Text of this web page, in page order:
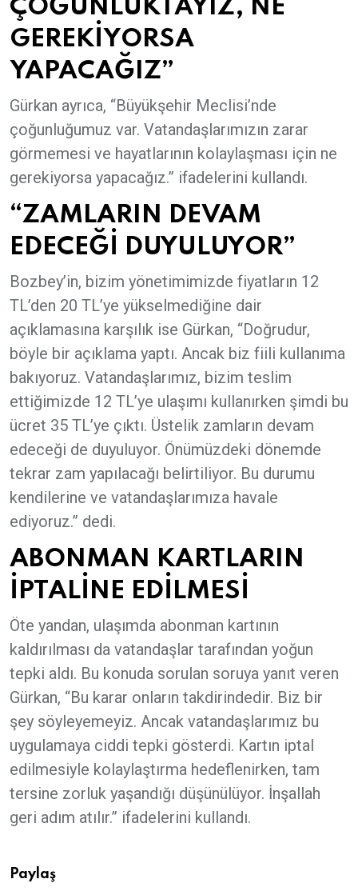
ÇOĞUNLUKTAYIZ, NE
GEREKİYORSA
YAPACAĞIZ”
Gürkan ayrıca, “Büyükşehir Meclisi’nde
çoğunluğumuz var. Vatandaşlarımızın zarar
görmemesi ve hayatlarının kolaylaşması için ne
gerekiyorsa yapacağız.” ifadelerini kullandı.
“ZAMLARIN DEVAM
EDECEĞİ DUYULUYOR”
Bozbey’in, bizim yönetimimizde fiyatların 12
TL’den 20 TL’ye yükselmediğine dair
açıklamasına karşılık ise Gürkan, “Doğrudur,
böyle bir açıklama yaptı. Ancak biz fiili kullanıma
bakıyoruz. Vatandaşlarımız, bizim teslim
ettiğimizde 12 TL’ye ulaşımı kullanırken şimdi bu
ücret 35 TL’ye çıktı. Üstelik zamların devam
edeceği de duyuluyor. Önümüzdeki dönemde
tekrar zam yapılacağı belirtiliyor. Bu durumu
kendilerine ve vatandaşlarımıza havale
ediyoruz.” dedi.
ABONMAN KARTLARIN
İPTALİNE EDİLMESİ
Öte yandan, ulaşımda abonman kartının
kaldırılması da vatandaşlar tarafından yoğun
tepki aldı. Bu konuda sorulan soruya yanıt veren
Gürkan, “Bu karar onların takdirindedir. Biz bir
şey söyleyemeyiz. Ancak vatandaşlarımız bu
uygulamaya ciddi tepki gösterdi. Kartın iptal
edilmesiyle kolaylaştırma hedeflenirken, tam
tersine zorluk yaşandığı düşünülüyor. İnşallah
geri adım atılır.” ifadelerini kullandı.
Paylaş